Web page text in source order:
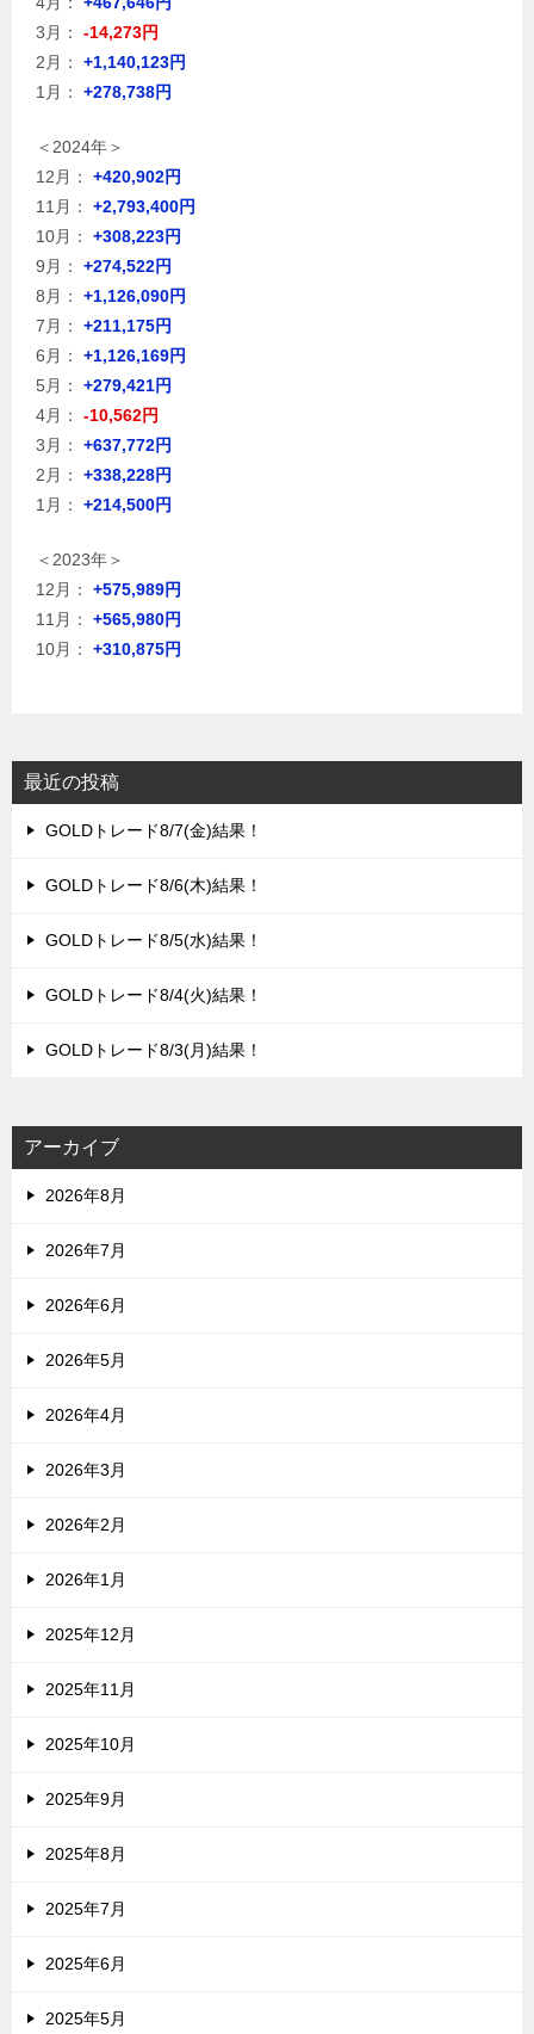
3月：
-14,273円
2月：
+1,140,123円
1月：
+278,738円
＜2024年＞
12月：
+420,902円
11月：
+2,793,400円
10月：
+308,223円
9月：
+274,522円
8月：
+1,126,090円
7月：
+211,175円
6月：
+1,126,169円
5月：
+279,421円
4月：
-10,562円
3月：
+637,772円
2月：
+338,228円
1月：
+214,500円
＜2023年＞
12月：
+575,989円
11月：
+565,980円
10月：
+310,875円
最近の投稿
GOLDトレード8/7(金)結果！
GOLDトレード8/6(木)結果！
GOLDトレード8/5(水)結果！
GOLDトレード8/4(火)結果！
GOLDトレード8/3(月)結果！
アーカイブ
2026年8月
2026年7月
2026年6月
2026年5月
2026年4月
2026年3月
2026年2月
2026年1月
2025年12月
2025年11月
2025年10月
2025年9月
2025年8月
2025年7月
2025年6月
2025年5月